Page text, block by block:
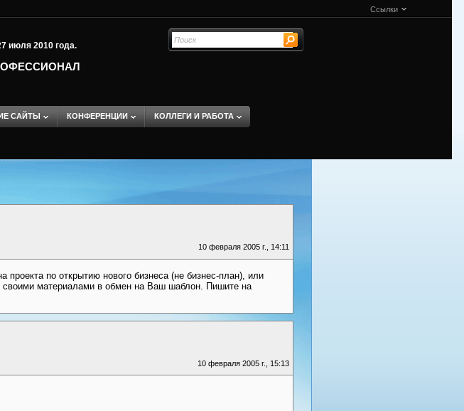
Ссылки
июля 2010 года.
САЙТЫ КОНФЕРЕНЦИИ КОЛЛЕГИ И РАБОТА
10 февраля 2005 г., 14:11
по открытию нового бизнеса (не бизнес-план), или
своими материалами в обмен на Ваш шаблон. Пишите на
10 февраля 2005 г., 15:13